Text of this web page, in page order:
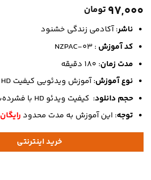
97,000تومان
ناشر: آکادمی زندگی خشنود
کد آموزش : NZPAC-03
مدت زمان: 180 دقیقه
نوع آموزش: آموزش ویدئویی کیفیت HD
حجم دانلود: کیفیت ویدئو HD‌ با فشرده‌سازی ویژه
توجه: این آموزش به مدت محدود رایگان
خرید اینترنتی